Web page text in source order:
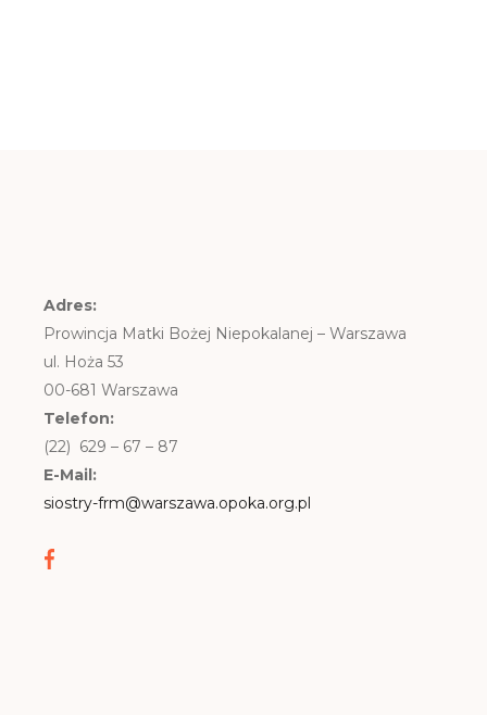
Adres:
Prowincja Matki Bożej Niepokalanej – Warszawa
ul. Hoża 53
00-681 Warszawa
Telefon:
(22) 629 – 67 – 87
E-Mail:
siostry-frm@warszawa.opoka.org.pl